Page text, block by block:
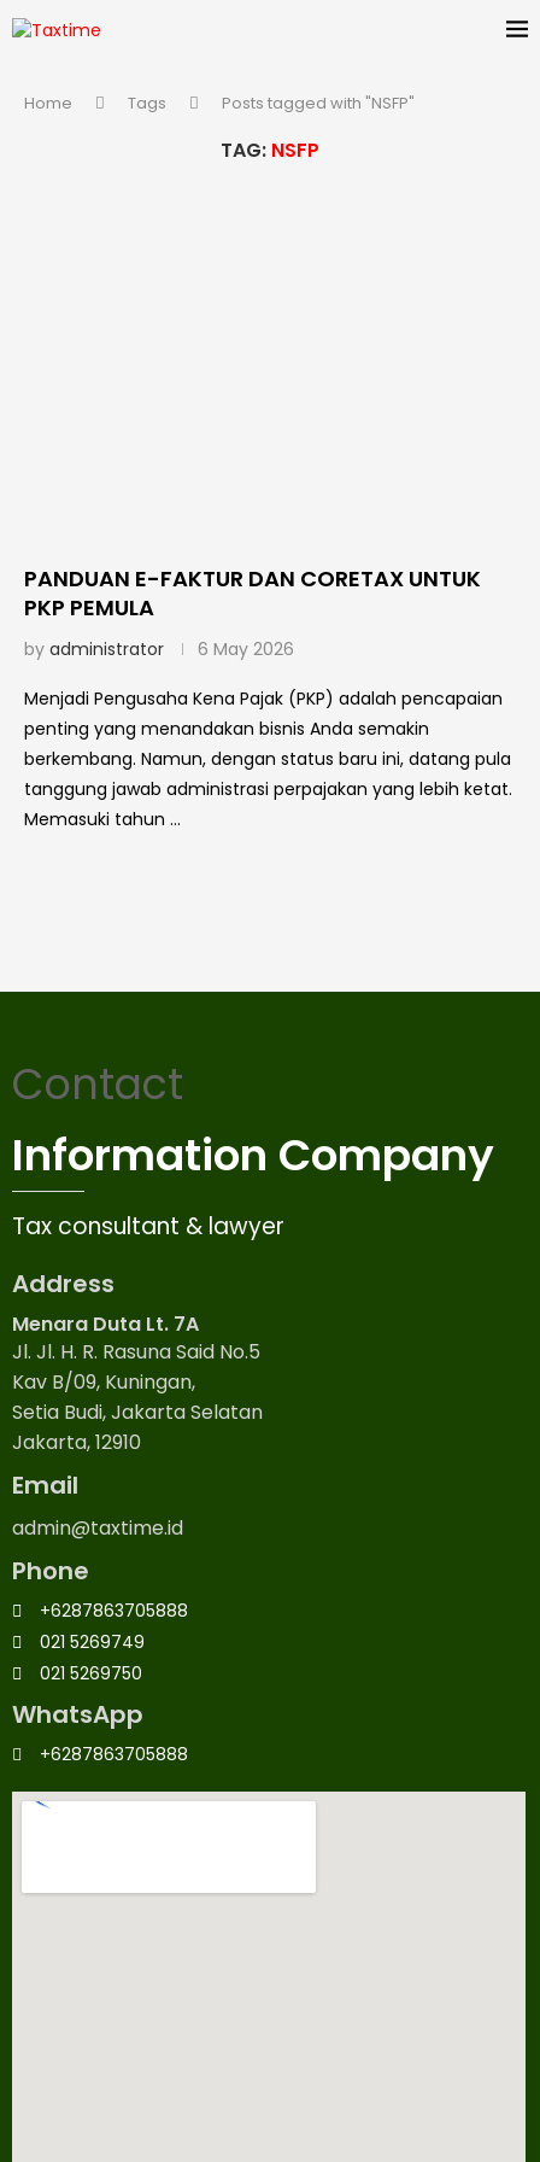
Home Tags Posts tagged with "NSFP"
TAG: NSFP
PANDUAN E-FAKTUR DAN CORETAX UNTUK
PKP PEMULA
by administrator 6 May 2026
Menjadi Pengusaha Kena Pajak (PKP) adalah pencapaian
penting yang menandakan bisnis Anda semakin
berkembang. Namun, dengan status baru ini, datang pula
tanggung jawab administrasi perpajakan yang lebih ketat.
Memasuki tahun …
Contact
Information Company
Tax consultant & lawyer
Address
Menara Duta Lt. 7A
Jl. Jl. H. R. Rasuna Said No.5
Kav B/09, Kuningan,
Setia Budi, Jakarta Selatan
Jakarta, 12910
Email
admin@taxtime.id
Phone
+6287863705888
021 5269749
021 5269750
WhatsApp
+6287863705888